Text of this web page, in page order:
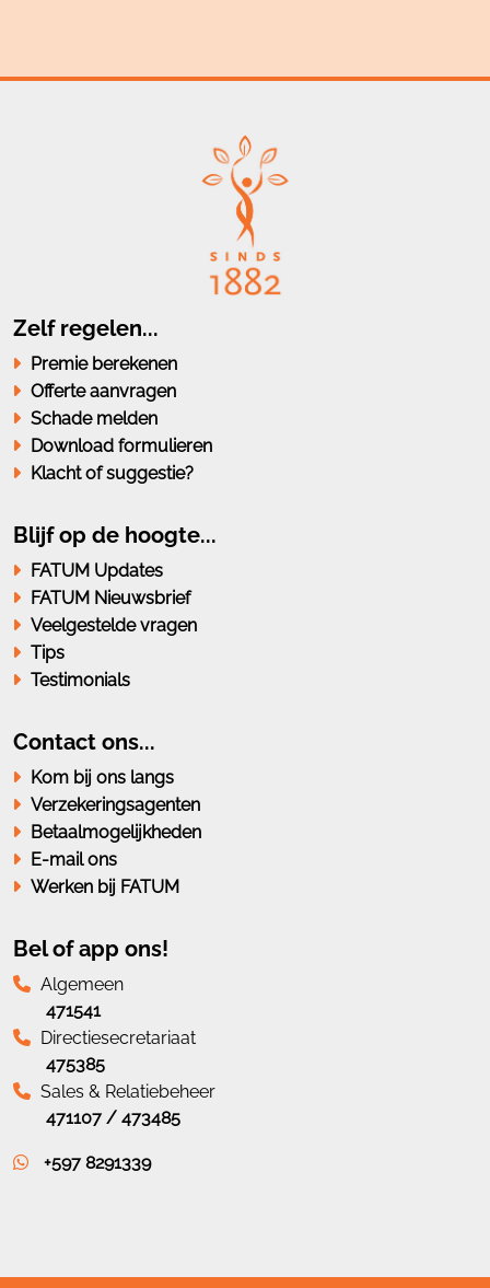
Zelf regelen...
Premie berekenen
Offerte aanvragen
Schade melden
Download formulieren
Klacht of suggestie?
Blijf op de hoogte...
FATUM Updates
FATUM Nieuwsbrief
Veelgestelde vragen
Tips
Testimonials
Contact ons...
Kom bij ons langs
Verzekeringsagenten
Betaalmogelijkheden
E-mail ons
Werken bij FATUM
Bel of app ons!
Algemeen
471541
Directiesecretariaat
475385
Sales & Relatiebeheer
471107 / 473485
+597 8291339